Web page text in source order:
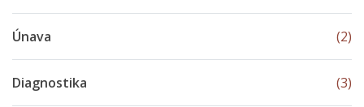
Únava (2)
Diagnostika (3)